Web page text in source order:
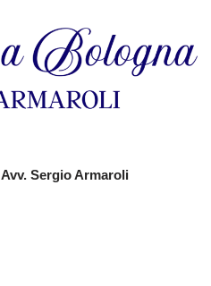
Avv. Sergio Armaroli